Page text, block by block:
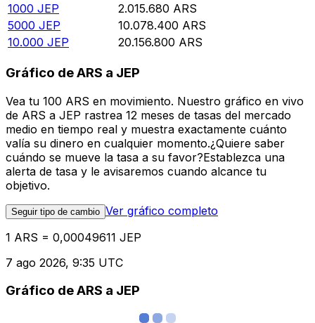
1000 JEP 2.015.680 ARS
5000 JEP 10.078.400 ARS
10.000 JEP 20.156.800 ARS
Gráfico de ARS a JEP
Vea tu 100 ARS en movimiento. Nuestro gráfico en vivo
de ARS a JEP rastrea 12 meses de tasas del mercado
medio en tiempo real y muestra exactamente cuánto
valía su dinero en cualquier momento.¿Quiere saber
cuándo se mueve la tasa a su favor?Establezca una
alerta de tasa y le avisaremos cuando alcance tu
objetivo.
Seguir tipo de cambio Ver gráfico completo
1 ARS = 0,00049611 JEP
7 ago 2026, 9:35 UTC
Gráfico de ARS a JEP